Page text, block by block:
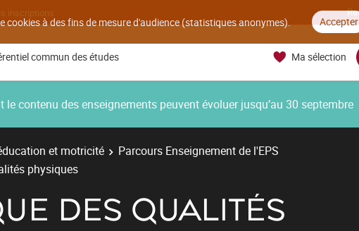
à des fins de mesure d'audience (statistiques anonymes). Accepter
inscriptions
commun des études Ma sélection
contenu des enseignements peuvent évoluer jusqu’au 30 septembre
et motricité
Parcours Enseignement de l'EPS
physiques
DES QUALITÉS